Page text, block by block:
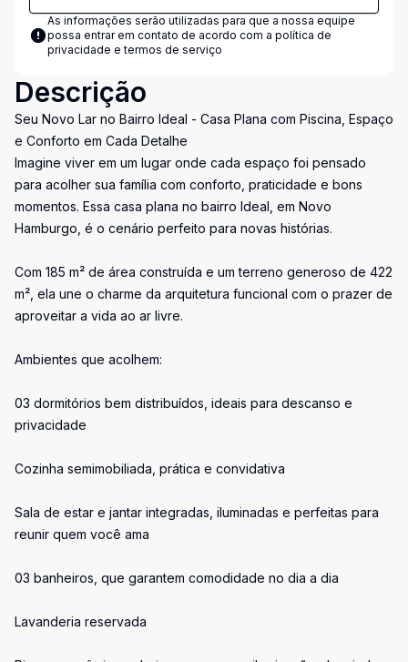
As informações serão utilizadas para que a nossa equipe
possa entrar em contato de acordo com a política de
privacidade e termos de serviço
Descrição
Seu Novo Lar no Bairro Ideal - Casa Plana com Piscina, Espaço
e Conforto em Cada Detalhe
Imagine viver em um lugar onde cada espaço foi pensado
para acolher sua família com conforto, praticidade e bons
momentos. Essa casa plana no bairro Ideal, em Novo
Hamburgo, é o cenário perfeito para novas histórias.
Com 185 m² de área construída e um terreno generoso de 422
m², ela une o charme da arquitetura funcional com o prazer de
aproveitar a vida ao ar livre.
Ambientes que acolhem:
03 dormitórios bem distribuídos, ideais para descanso e
privacidade
Cozinha semimobiliada, prática e convidativa
Sala de estar e jantar integradas, iluminadas e perfeitas para
reunir quem você ama
03 banheiros, que garantem comodidade no dia a dia
Lavanderia reservada